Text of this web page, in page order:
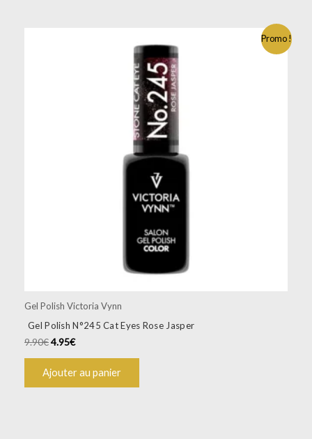
Promo !
Gel Polish Victoria Vynn
Gel Polish N°245 Cat Eyes Rose Jasper
9.90€4.95€
Ajouter au panier